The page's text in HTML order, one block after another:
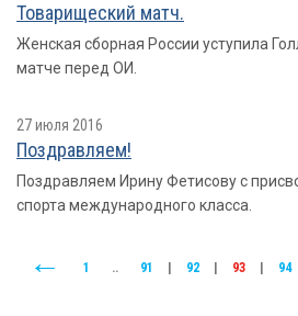
Товарищеский матч.
Женская сборная России уступила
матче перед ОИ.
27 июля 2016
Поздравляем!
Поздравляем Ирину Фетисову с
спорта международного класса.
1 .. 91 92 93 94